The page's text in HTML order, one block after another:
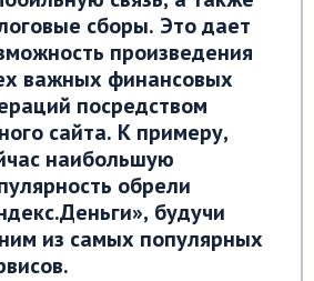
сборы. Это дает
произведения
важных финансовых
посредством
сайта. К примеру,
наибольшую
обрели
будучи
из самых популярных